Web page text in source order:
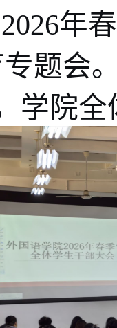
2026年
题会
学院